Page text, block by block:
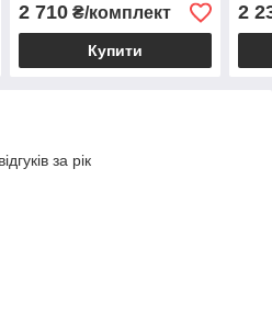
2 710₴/комплект
Купити
2
за рік